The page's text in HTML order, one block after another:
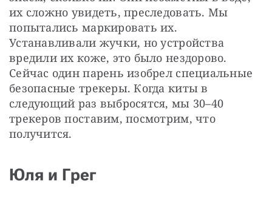
их сложно увидеть, преследовать. Мы
попытались маркировать их.
Устанавливали жучки, но устройства
вредили их коже, это было нездорово.
Сейчас один парень изобрел специальные
безопасные трекеры. Когда киты в
следующий раз выбросятся, мы 30–40
трекеров поставим, посмотрим, что
получится.
Юля и Грег